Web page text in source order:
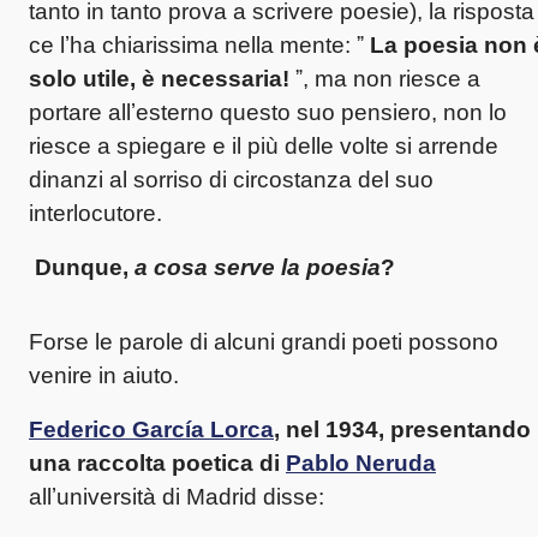
tanto in tanto prova a scrivere poesie), la risposta
ce lʼha chiarissima nella mente: ˮ La poesia non
solo utile, è necessaria! ˮ, ma non riesce a
portare allʼesterno questo suo pensiero, non lo
riesce a spiegare e il più delle volte si arrende
dinanzi al sorriso di circostanza del suo
interlocutore.
Dunque, a cosa serve la poesia?
Forse le parole di alcuni grandi poeti possono
venire in aiuto.
Federico García Lorca, nel 1934, presentando
una raccolta poetica di Pablo Neruda
allʼuniversità di Madrid disse: